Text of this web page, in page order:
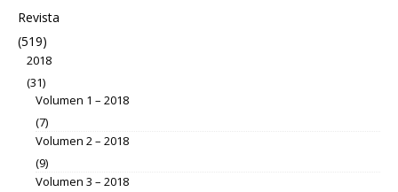
Revista
(519)
2018
(31)
Volumen 1 – 2018
(7)
Volumen 2 – 2018
(9)
Volumen 3 – 2018